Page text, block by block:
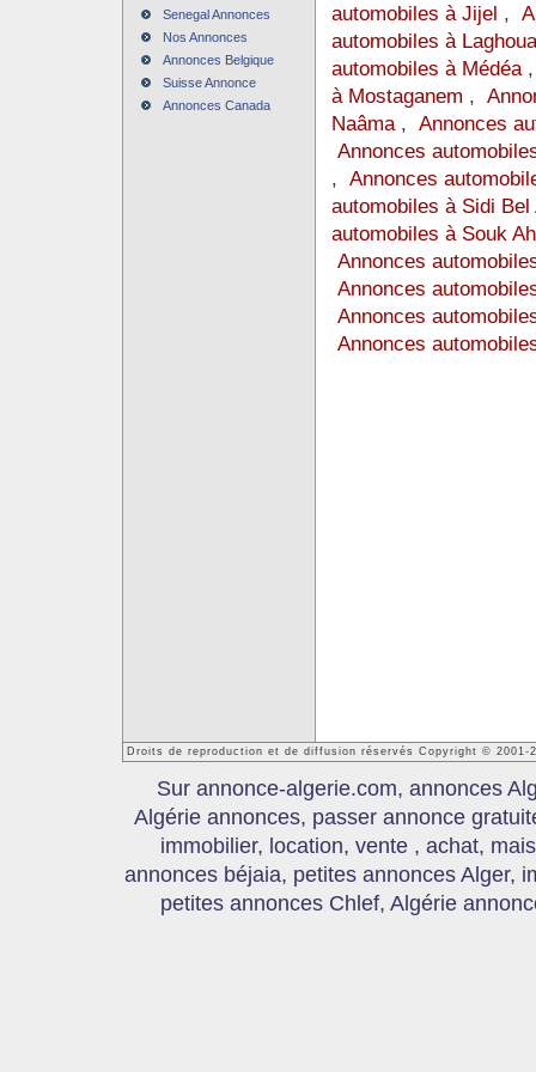
Senegal Annonces
Nos Annonces
Annonces Belgique
Suisse Annonce
Annonces Canada
automobiles à Jijel ,
automobiles à
automobiles à Médéa
à Mostaganem ,
Naâma, Annonces
Annonces
, Annonces
automobiles à Sidi Bel
automobiles à Souk
Annonces
Annonces
Annonces
Annonces
Droits de reproduction et de diffusion réservés Copyright © 2001-
Sur annonce-algerie.com, annonces
Algérie annonces, passer annonce
immobilier, location, vente , achat,
annonces béjaia, petites annonces Alger,
petites annonces Chlef, Algérie